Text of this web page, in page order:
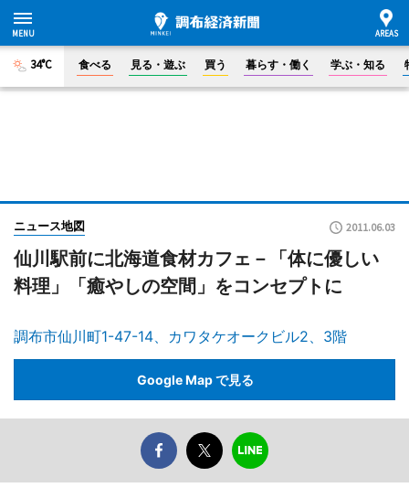
34°C 食べる 見る・遊ぶ 買う 暮らす・働く 学ぶ・知る
ニュース地図 2011.06.03
仙川駅前に北海道食材カフェ－「体に優しい
料理」「癒やしの空間」をコンセプトに
調布市仙川町1-47-14、カワタケオークビル2、3階
Google Map で見る